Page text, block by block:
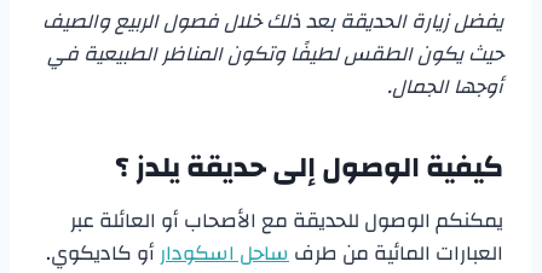
يفضل زيارة الحديقة بعد ذلك خلال فصول الربيع والصيف
حيث يكون الطقس لطيفًا وتكون المناظر الطبيعية في
أوجها الجمال.
كيفية الوصول إلى حديقة يلدز؟
يمكنكم الوصول للحديقة مع الأصحاب أو العائلة عبر
العبارات المائية من طرفساحل اسكودارأو كاديكوي.